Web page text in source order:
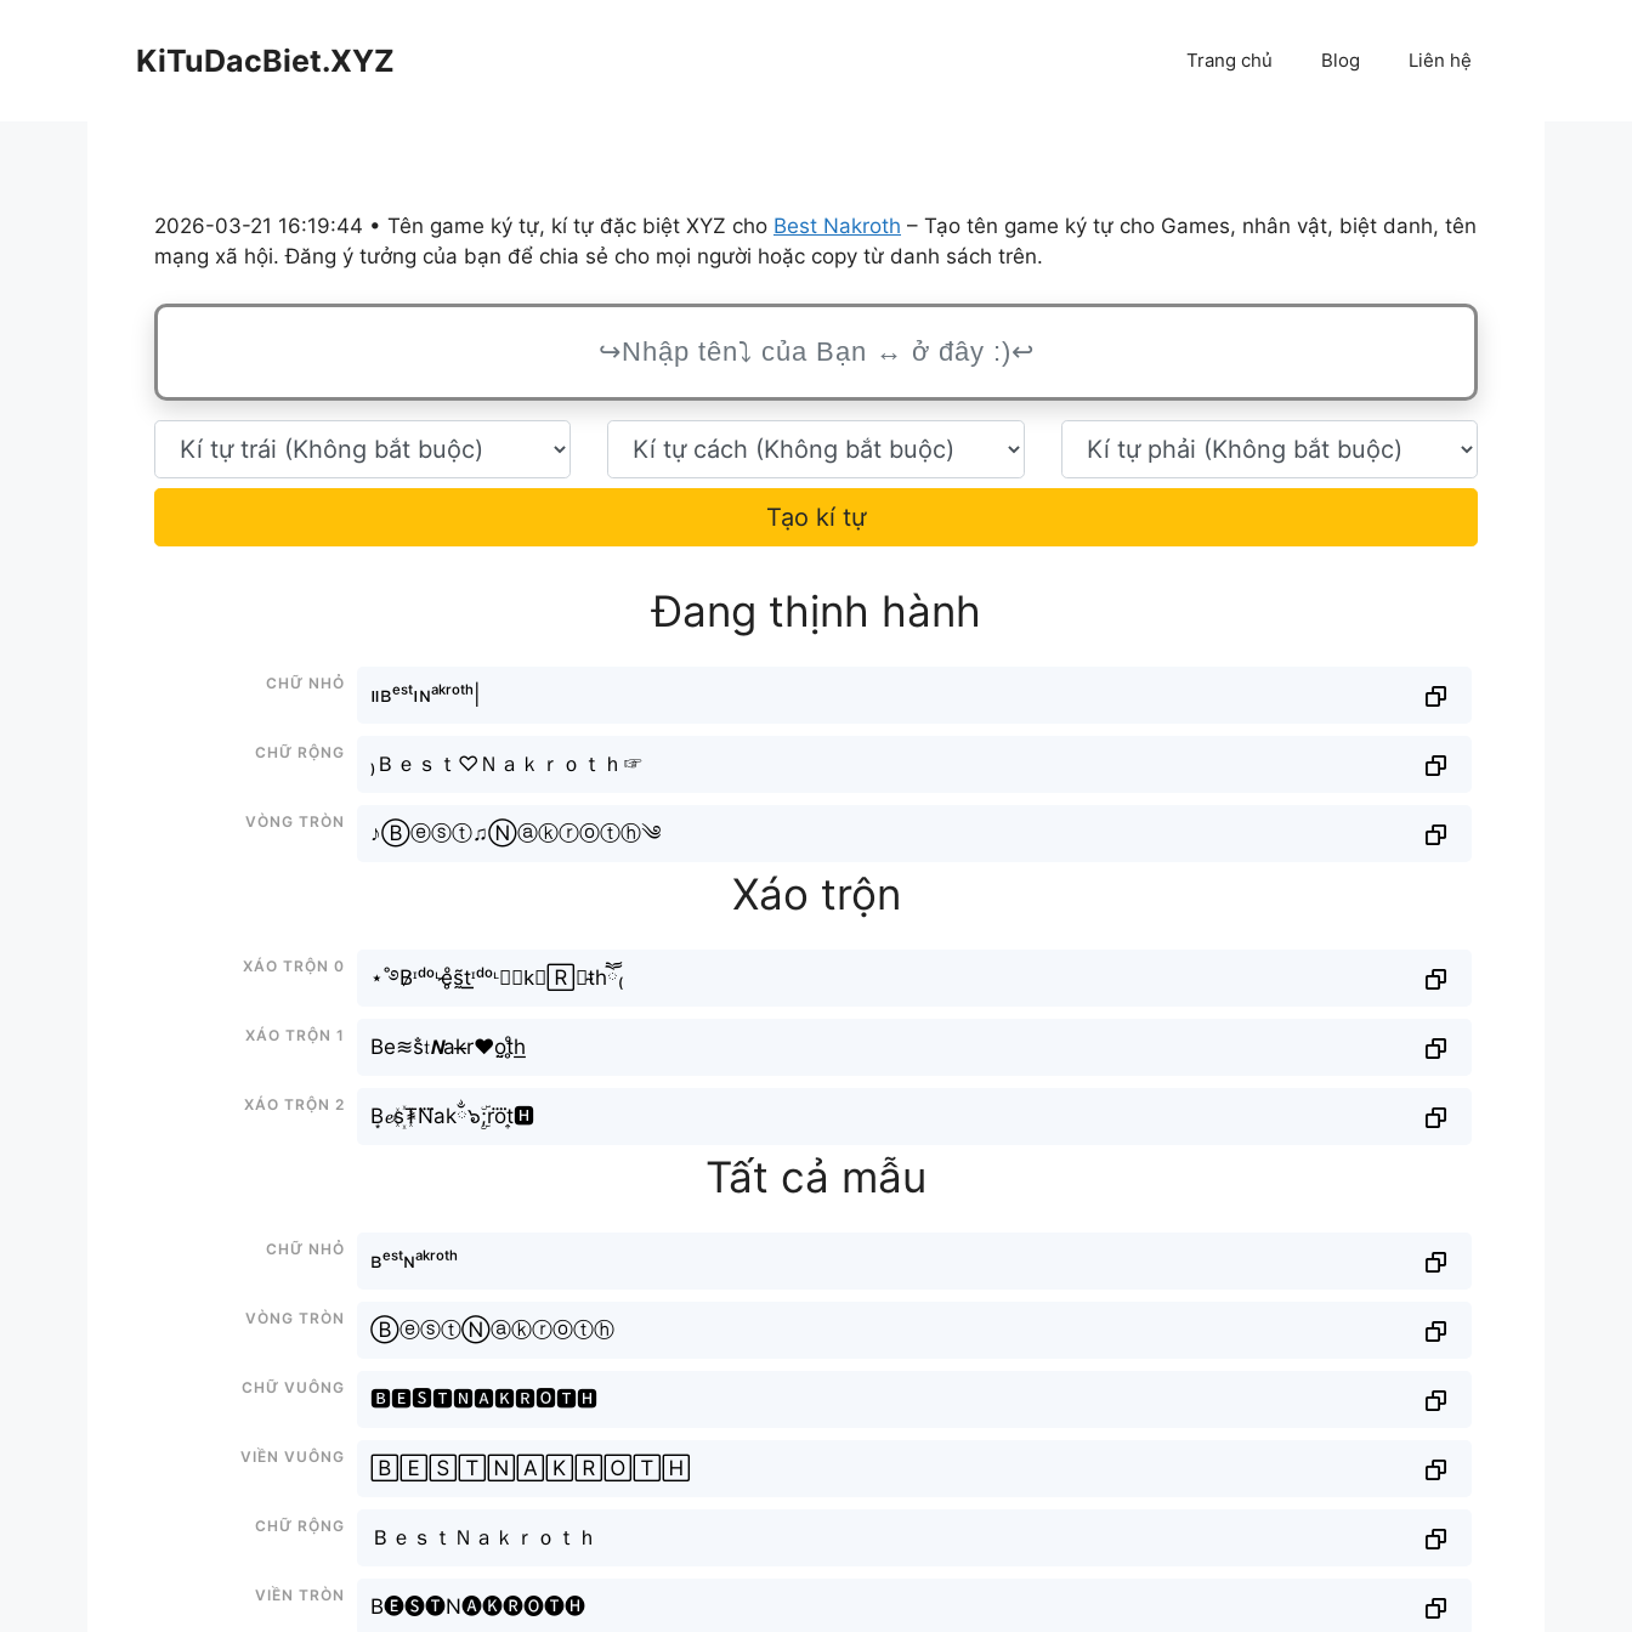
KiTuDacBiet.XYZ Trang chủ Blog Liên hệ
2026-03-21 16:19:44 • Tên game ký tự, kí tự đặc biệt XYZ cho Best Nakroth – Tạo tên game ký tự cho Games, nhân vật, biệt danh, tên
mạng xã hội. Đăng ý tưởng của bạn để chia sẻ cho mọi người hoặc copy từ danh sách trên.
Tạo kí tự
Đang thịnh hành
Chữ nhỏ
။‌‌‌‌‌ʙᵉˢᵗ၊ɴᵃᵏʳᵒᵗʰ|
Chữ rộng
₎Ｂｅｓｔ♡Ｎａｋｒｏｔｈ☞
Vòng tròn
♪Ⓑⓔⓢⓣ♫Ⓝⓐⓚⓡⓞⓣⓗ༄
Xáo trộn
Xáo trộn 0
⋆˚࿔B̷ᶦᵈᵒᶫ̷e̥ͦs̰̃t͟͟ᶦᵈᵒᶫ𝐍𝓪k⃣🅁ｏt̴hཽ₍
Xáo trộn 1
Be≋s̐𝔱𝙉ak̶r♥o̤̮t̥ͦh͟
Xáo trộn 2
B͙𝓮s꙰₮N⃜akྂ๖ۣۜ;ro⃜t͎🅷
Tất cả mẫu
Chữ nhỏ
ʙᵉˢᵗɴᵃᵏʳᵒᵗʰ
Vòng tròn
ⒷⓔⓢⓣⓃⓐⓚⓡⓞⓣⓗ
Chữ vuông
🅱🅴🆂🆃🅽🅰🅺🆁🅾🆃🅷
Viền vuông
🄱🄴🅂🅃🄽🄰🄺🅁🄾🅃🄷
Chữ rộng
ＢｅｓｔＮａｋｒｏｔｈ
Viền tròn
B🅔🅢🅣N🅐🅚🅡🅞🅣🅗